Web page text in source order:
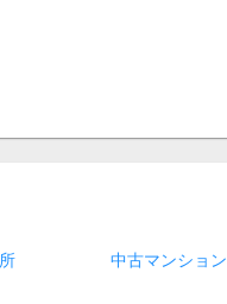
中古マンション